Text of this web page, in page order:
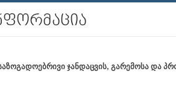
ჯანდაცვის, გარემოსა და